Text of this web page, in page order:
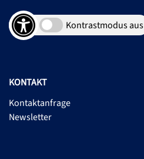
Kontrastmodus aus
KONTAKT
Kontaktanfrage
Newsletter